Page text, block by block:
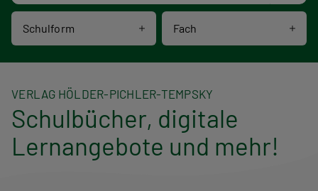
Schulform Fach
VERLAG HÖLDER-PICHLER-TEMPSKY
Schulbücher, digitale
Lernangebote und mehr!